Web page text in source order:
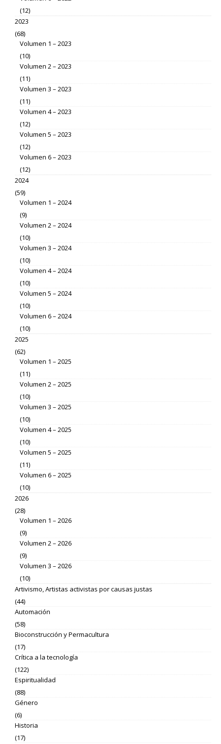
(12)
2023
(68)
Volumen 1 – 2023
(10)
Volumen 2 – 2023
(11)
Volumen 3 – 2023
(11)
Volumen 4 – 2023
(12)
Volumen 5 – 2023
(12)
Volumen 6 – 2023
(12)
2024
(59)
Volumen 1 – 2024
(9)
Volumen 2 – 2024
(10)
Volumen 3 – 2024
(10)
Volumen 4 – 2024
(10)
Volumen 5 – 2024
(10)
Volumen 6 – 2024
(10)
2025
(62)
Volumen 1 – 2025
(11)
Volumen 2 – 2025
(10)
Volumen 3 – 2025
(10)
Volumen 4 – 2025
(10)
Volumen 5 – 2025
(11)
Volumen 6 – 2025
(10)
2026
(28)
Volumen 1 – 2026
(9)
Volumen 2 – 2026
(9)
Volumen 3 – 2026
(10)
Artivismo, Artistas activistas por causas justas
(44)
Automación
(58)
Bioconstrucción y Permacultura
(17)
Crítica a la tecnología
(122)
Espiritualidad
(88)
Género
(6)
Historia
(17)